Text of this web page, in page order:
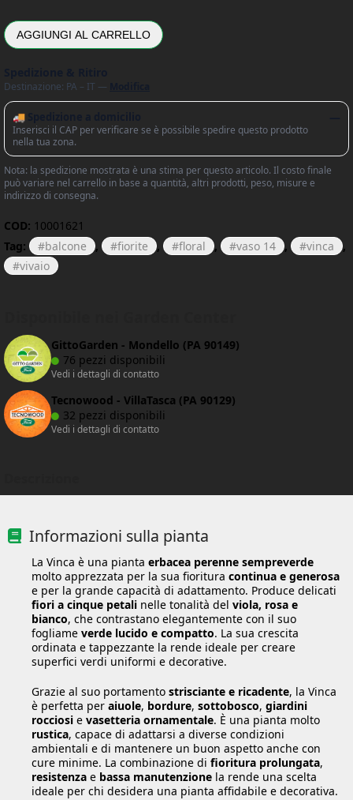
AGGIUNGI AL CARRELLO
Destinazione: PA – IT —
🚚 Spedizione a domicilio
Inserisci il CAP per verificare se è possibile spedire questo prodotto
nella tua zona.
Nota: la spedizione mostrata è una stima per questo articolo. Il costo finale
può variare nel carrello in base a quantità, altri prodotti, peso, misure e
indirizzo di consegna.
COD: 10001621
Tag:
balcone , fiorite , floral , vaso 14 , vinca
,
vivaio
GittoGarden - Mondello (PA 90149)
76 pezzi disponibili
Vedi i dettagli di contatto
Tecnowood - VillaTasca (PA 90129)
32 pezzi disponibili
Vedi i dettagli di contatto
Informazioni sulla pianta
La Vinca è una pianta erbacea perenne sempreverde
molto apprezzata per la sua fioritura continua e generosa
e per la grande capacità di adattamento. Produce delicati
fiori a cinque petali nelle tonalità del viola, rosa e
bianco, che contrastano elegantemente con il suo
fogliame verde lucido e compatto. La sua crescita
ordinata e tappezzante la rende ideale per creare
superfici verdi uniformi e decorative.
Grazie al suo portamento strisciante e ricadente, la Vinca
è perfetta per aiuole, bordure, sottobosco, giardini
rocciosi e vasetteria ornamentale. È una pianta molto
rustica, capace di adattarsi a diverse condizioni
ambientali e di mantenere un buon aspetto anche con
cure minime. La combinazione di fioritura prolungata,
resistenza e bassa manutenzione la rende una scelta
ideale per chi desidera una pianta affidabile e decorativa.